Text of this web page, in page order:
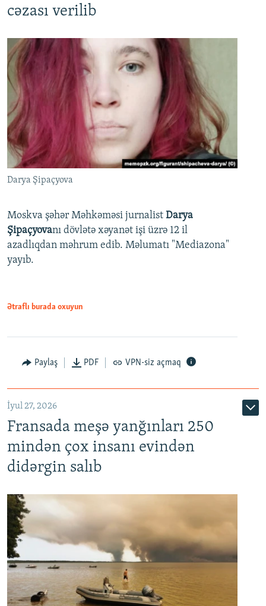
cəzası verilib
Darya Şipaçyova
Moskva şəhər Məhkəməsi jurnalist Darya
Şipaçyovanı dövlətə xəyanət işi üzrə 12 il
azadlıqdan məhrum edib. Məlumatı "Mediazona"
yayıb.
Ətraflı burada oxuyun
Paylaş PDF VPN-siz açmaq
İyul 27, 2026
Fransada meşə yanğınları 250
mindən çox insanı evindən
didərgin salıb